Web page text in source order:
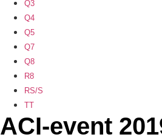
Q3
Q4
Q5
Q7
Q8
R8
RS/S
TT
ACI-event